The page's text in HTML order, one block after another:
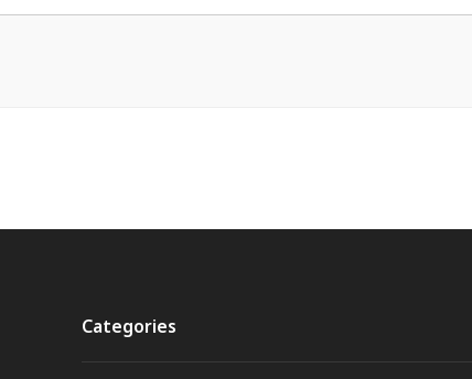
Categories